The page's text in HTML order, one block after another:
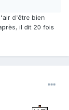
d'être bien
il dit 20 fois